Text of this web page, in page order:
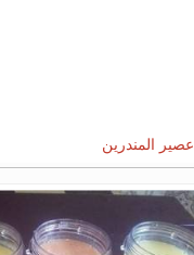
عصير المندرين